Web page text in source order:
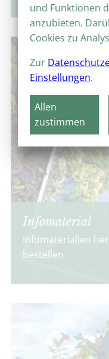
Infomaterial
Infomaterialien
bestellen
und Funktionen
anzubieten.
Cookies zu
Zur
Einstellungen.
Allen
zustimmen